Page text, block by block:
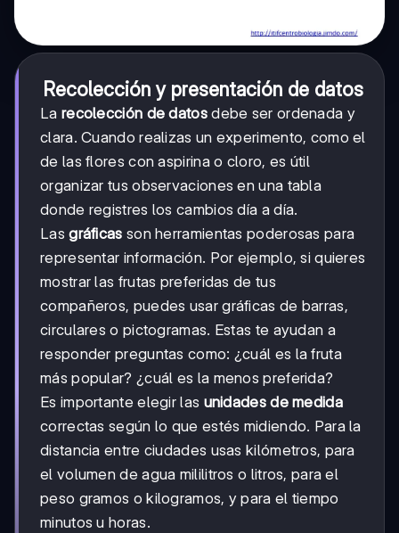
Recolección y presentación de datos
La recolección de datosdebe ser ordenada y
clara. Cuando realizas un experimento, como el
de las flores con aspirina o cloro, es útil
organizar tus observaciones en una tabla
donde registres los cambios día a día.
Lasgráficas son herramientas poderosas para
representar información. Por ejemplo, si quieres
mostrar las frutas preferidas de tus
compañeros, puedes usar gráficas de barras,
circulares o pictogramas. Estas te ayudan a
responder preguntas como: ¿cuál es la fruta
más popular? ¿cuál es la menos preferida?
Es importante elegir las unidades de medida
correctas según lo que estés midiendo. Para la
distancia entre ciudades usas kilómetros, para
el volumen de agua mililitros o litros, para el
peso gramos o kilogramos, y para el tiempo
minutos u horas.